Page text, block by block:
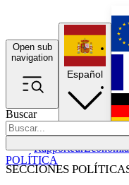
Open sub
navigation
Buscar
SECCIONES
RapporteurEconomía
Español
POLÍTICA